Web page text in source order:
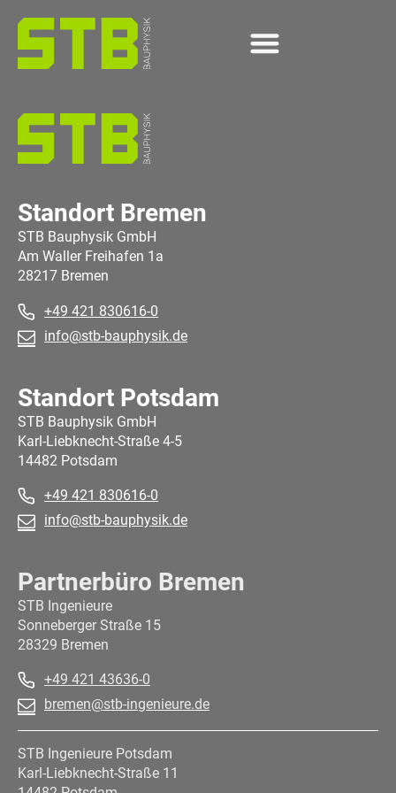
Standort Bremen
STB Bauphysik GmbH
Am Waller Freihafen 1a
28217 Bremen
+49 421 830616-0
info@stb-bauphysik.de
Standort Potsdam
STB Bauphysik GmbH
Karl-Liebknecht-Straße 4-5
14482 Potsdam
+49 421 830616-0
info@stb-bauphysik.de
Partnerbüro Bremen
STB Ingenieure
Sonneberger Straße 15
28329 Bremen
+49 421 43636-0
bremen@stb-ingenieure.de
STB Ingenieure Potsdam
Karl-Liebknecht-Straße 11